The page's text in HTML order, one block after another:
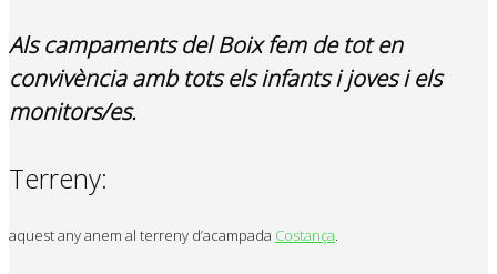
Als campaments del Boix fem de tot en
convivència amb tots els infants i joves i els
monitors/es.
Terreny:
aquest any anem al terreny d’acampada Costança.